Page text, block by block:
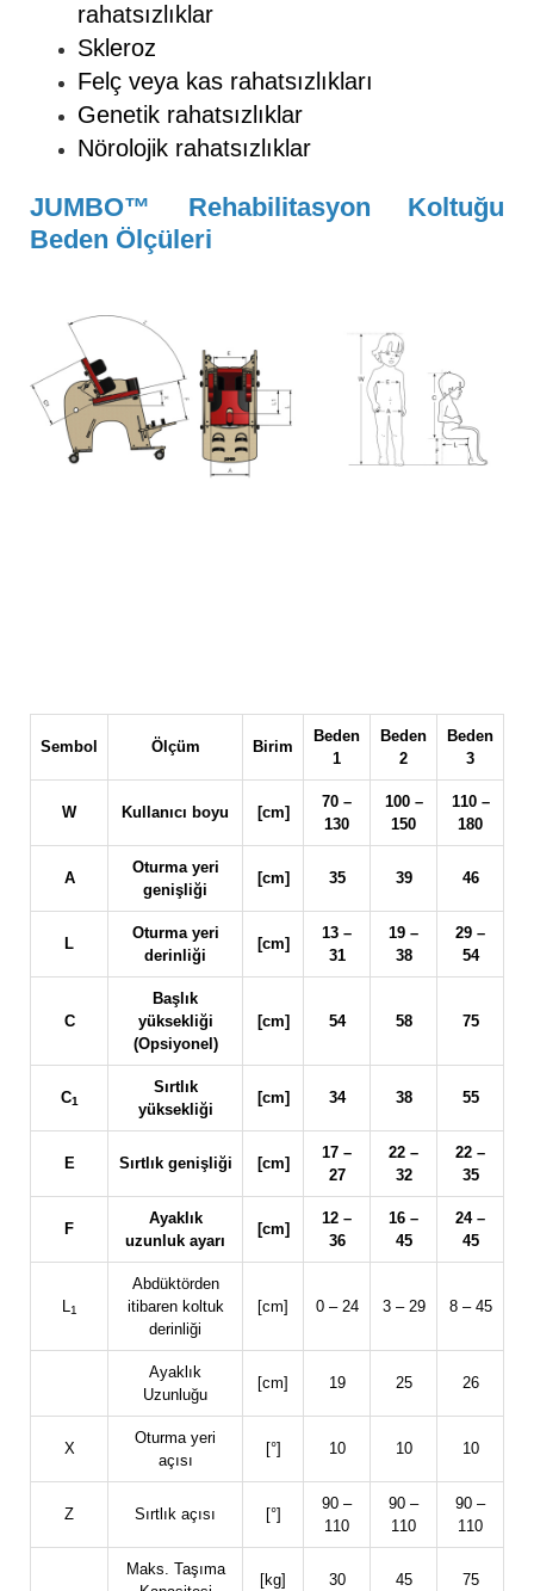
rahatsızlıklar
Skleroz
Felç veya kas rahatsızlıkları
Genetik rahatsızlıklar
Nörolojik rahatsızlıklar
JUMBO™ Rehabilitasyon Koltuğu
Beden Ölçüleri
Sembol Ölçüm Birim
Beden
1
Beden
2
Beden
3
W Kullanıcı boyu [cm]
70 –
130
100 –
150
110 –
180
A
Oturma yeri
genişliği
[cm] 35 39 46
L
Oturma yeri
derinliği
[cm]
13 –
31
19 –
38
29 –
54
C
Başlık
yüksekliği
(Opsiyonel)
[cm] 54 58 75
C1
Sırtlık
yüksekliği
[cm] 34 38 55
E Sırtlık genişliği [cm]
17 –
27
22 –
32
22 –
35
F
Ayaklık
uzunluk ayarı
[cm]
12 –
36
16 –
45
24 –
45
1
Abdüktörden
itibaren koltuk
derinliği
[cm] 0 – 24 3 – 29 8 – 45
Ayaklık
Uzunluğu
[cm] 19 25 26
X
Oturma yeri
açısı
[°] 10 10 10
Z Sırtlık açısı [°]
90 –
110
90 –
110
90 –
110
Maks. Taşıma
[kg] 30 45 75